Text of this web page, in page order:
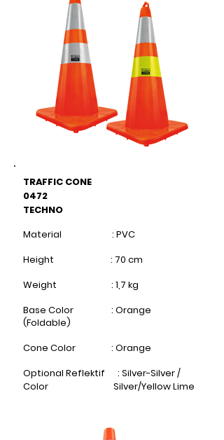
TRAFFIC CONE
0472
TECHNO
Material : PVC
Height : 70 cm​
Weight : 1,7 kg
Base Color : Orange
(Foldable)
Cone Color : Orange​
Optional Reflektif : Silver-Silver /
Color Silver/Yellow Lime